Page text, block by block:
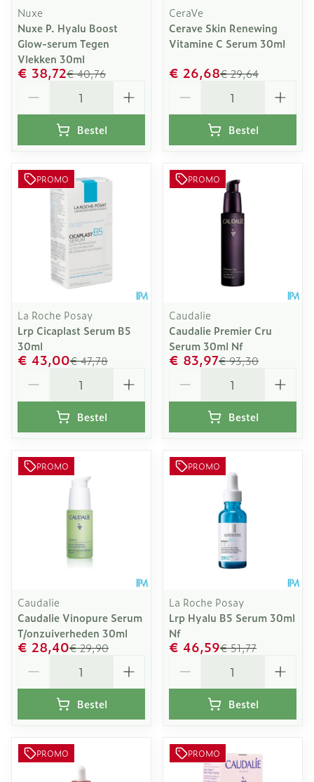
Nuxe
Nuxe P. Hyalu Boost
Glow-serum Tegen
Vlekken 30ml
€ 40,76
€ 38,72
Bestel
CeraVe
Cerave Skin Renewing
Vitamine C Serum 30ml
€ 29,64
€ 26,68
Bestel
PROMO
La Roche Posay
Lrp Cicaplast Serum B5
30ml
€ 47,78
€ 43,00
Bestel
PROMO
Caudalie
Caudalie Premier Cru
Serum 30ml Nf
€ 93,30
€ 83,97
Bestel
PROMO
Caudalie
Caudalie Vinopure Serum
T/onzuiverheden 30ml
€ 29,90
€ 28,40
Bestel
PROMO
La Roche Posay
Lrp Hyalu B5 Serum 30ml
Nf
€ 51,77
€ 46,59
Bestel
PROMO PROMO